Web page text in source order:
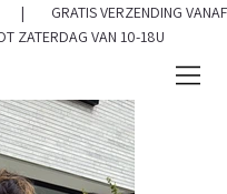
| GRATIS VERZENDING VANAF
VAN 10-18U